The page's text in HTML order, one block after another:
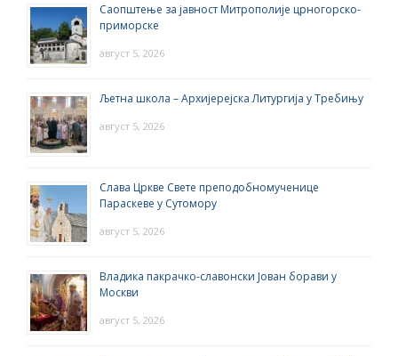
Саопштење за јавност Митрополије црногорско-
приморске
август 5, 2026
Љетна школа – Архијерејска Литургија у Требињу
август 5, 2026
Слава Цркве Свете преподобномученице
Параскеве у Сутомору
август 5, 2026
Владика пакрачко-славонски Јован борави у
Москви
август 5, 2026